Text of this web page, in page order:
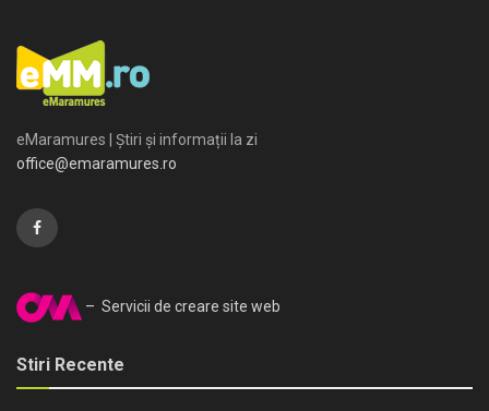
eMaramures | Știri și informații la zi
office@emaramures.ro
– Servicii de creare site web
Stiri Recente